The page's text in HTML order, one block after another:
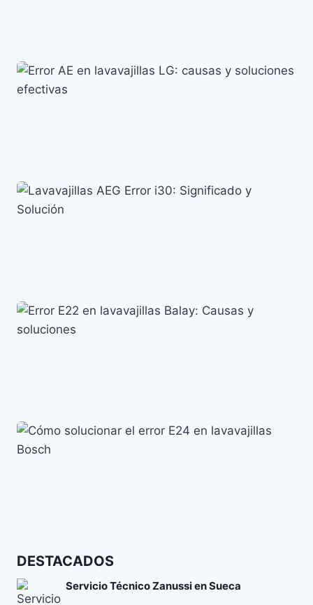
Error LC en Lavavajillas Samsung: Causas y
Soluciones
Error AE en lavavajillas LG: causas y soluciones
efectivas
Lavavajillas AEG Error i30: Significado y Solución
Códigos de error y su significado
Error E22 en lavavajillas Balay: Causas y soluciones
Códigos de error y su significado
Códigos de error y su significado
DESTACADOS
Servicio Técnico Zanussi en Sueca